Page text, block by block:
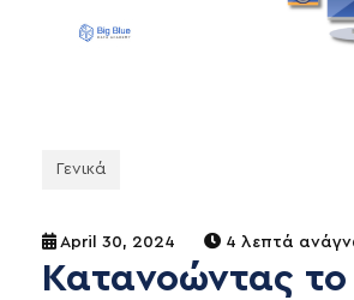
Γενικά
April 30, 2024 4 λεπτά
Κατανοώντας το